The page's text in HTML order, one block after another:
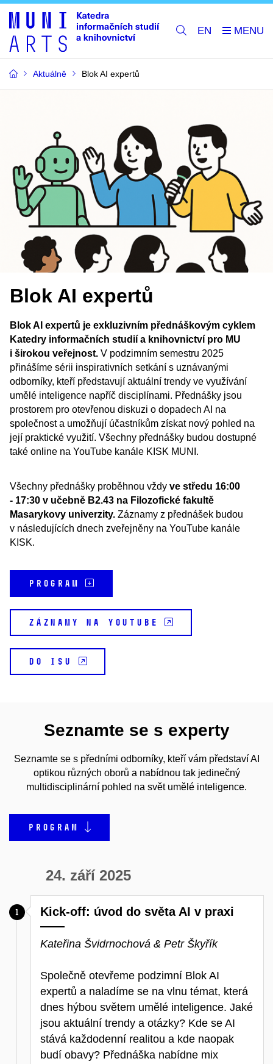
EN
Aktuálně Blok AI expertů
Blok AI expertů
Blok AI expertů je exkluzivním přednáškovým cyklem
Katedry informačních studií a knihovnictví pro MU
i širokou veřejnost. V podzimním semestru 2025
přinášíme sérii inspirativních setkání s uznávanými
odborníky, kteří představují aktuální trendy ve využívání
umělé inteligence napříč disciplínami. Přednášky jsou
prostorem pro otevřenou diskuzi o dopadech AI na
společnost a umožňují účastníkům získat nový pohled na
její praktické využití. Všechny přednášky budou dostupné
také online na YouTube kanále KISK MUNI.
Všechny přednášky proběhnou vždy ve středu 16:00
- 17:30 v učebně B2.43 na Filozofické fakultě
Masarykovy univerzity. Záznamy z přednášek budou
v následujících dnech zveřejněny na YouTube kanále
KISK.
PROGRAM
ZÁZNAMY NA YOUTUBE
Do ISu
Seznamte se s experty
Seznamte se s předními odborníky, kteří vám představí AI
optikou různých oborů a nabídnou tak jedinečný
multidisciplinární pohled na svět umělé inteligence.
PROGRAM
24. září 2025
Kick-off: úvod do světa AI v praxi
Kateřina Švidrnochová & Petr Škyřík
Společně otevřeme podzimní Blok AI
expertů a naladíme se na vlnu témat, která
dnes hýbou světem umělé inteligence. Jaké
jsou aktuální trendy a otázky? Kde se AI
stává každodenní realitou a kde naopak
budí obavy? Přednáška nabídne mix